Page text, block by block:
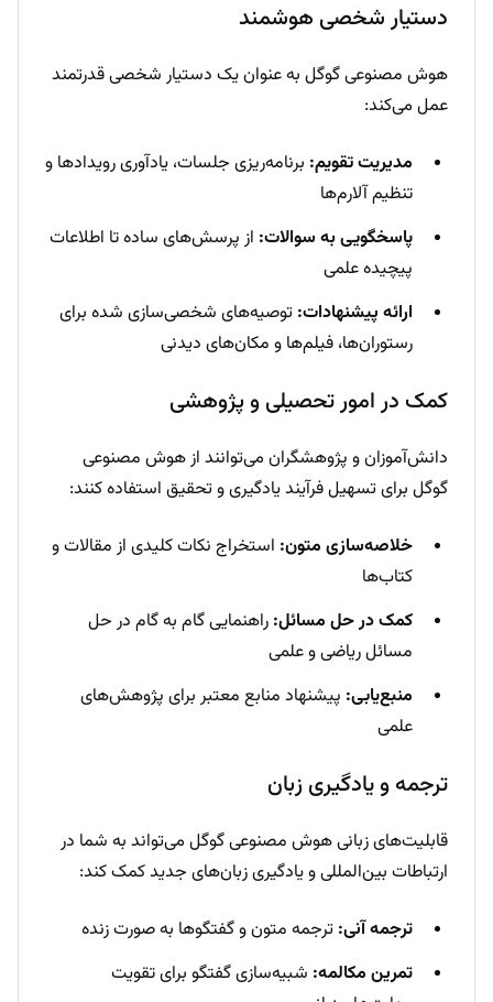
دستیار شخصی هوشمند
هوش مصنوعی گوگل به عنوان یک دستیار شخصی قدرتمند
عمل می‌کند:
مدیریت تقویم: برنامه‌ریزی جلسات، یادآوری رویدادها و
تنظیم آلارم‌ها
پاسخگویی به سوالات: از پرسش‌های ساده تا اطلاعات
پیچیده علمی
ارائه پیشنهادات: توصیه‌های شخصی‌سازی شده برای
رستوران‌ها، فیلم‌ها و مکان‌های دیدنی
کمک در امور تحصیلی و پژوهشی
دانش‌آموزان و پژوهشگران می‌توانند از هوش مصنوعی
گوگل برای تسهیل فرآیند یادگیری و تحقیق استفاده کنند:
خلاصه‌سازی متون: استخراج نکات کلیدی از مقالات و
کتاب‌ها
کمک در حل مسائل: راهنمایی گام به گام در حل
مسائل ریاضی و علمی
منبع‌یابی: پیشنهاد منابع معتبر برای پژوهش‌های
علمی
ترجمه و یادگیری زبان
قابلیت‌های زبانی هوش مصنوعی گوگل می‌تواند به شما در
ارتباطات بین‌المللی و یادگیری زبان‌های جدید کمک کند:
ترجمه آنی: ترجمه متون و گفتگوها به صورت زنده
تمرین مکالمه: شبیه‌سازی گفتگو برای تقویت